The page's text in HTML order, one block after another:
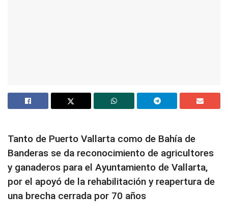
Tanto de Puerto Vallarta como de Bahía de
Banderas se da reconocimiento de agricultores
y ganaderos para el Ayuntamiento de Vallarta,
por el apoyó de la rehabilitación y reapertura de
una brecha cerrada por 70 años